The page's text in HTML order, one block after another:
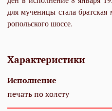
для му­че­ни­цы ста­ла
ро­поль­ско­го шос­се.
Характеристики
Исполнение
печать по холсту